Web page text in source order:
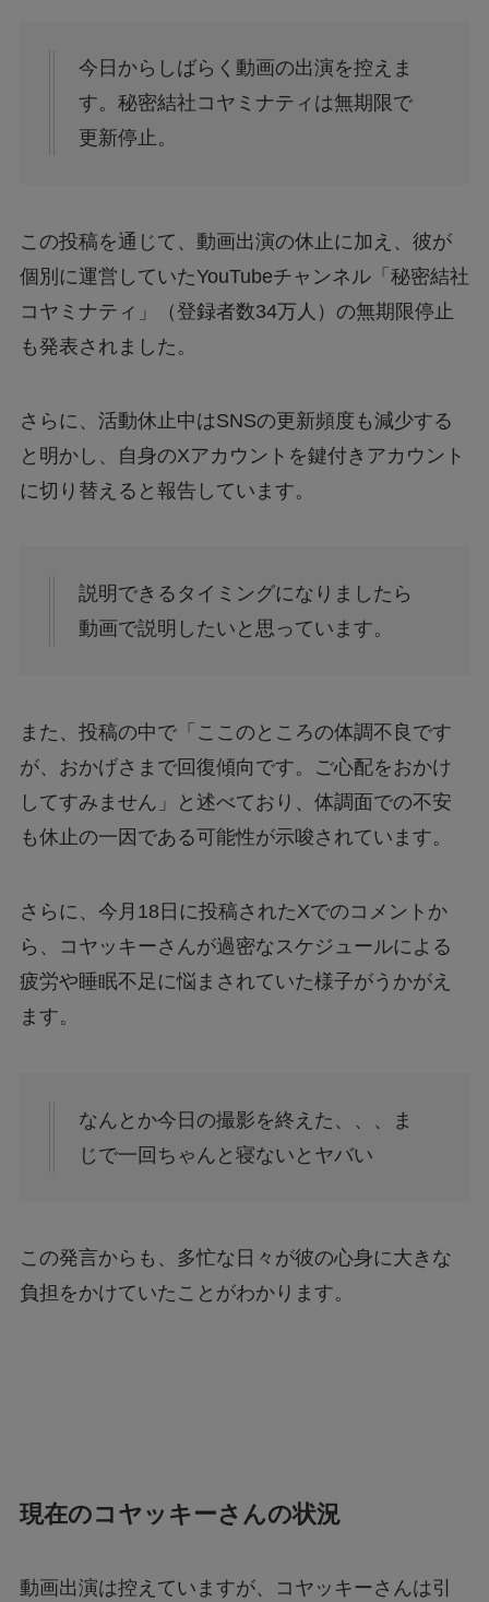
【漫画】ツンデレ暴力ヒロインを真の暴力でわ
からせる！はどこで読める？無料で読めるの？
ハンターハンターの一番くじは何時から？ラス
トワン賞を手に入れる方法とは？
ポットと楽しむコツは？
今日からしばらく動画の出演を控えま
す。秘密結社コヤミナティは無期限で
更新停止。
この投稿を通じて、動画出演の休止に加え、彼が
個別に運営していたYouTubeチャンネル「秘密結社
コヤミナティ」（登録者数34万人）の無期限停止
も発表されました。
さらに、活動休止中はSNSの更新頻度も減少する
と明かし、自身のXアカウントを鍵付きアカウント
に切り替えると報告しています。
説明できるタイミングになりましたら
動画で説明したいと思っています。
また、投稿の中で「ここのところの体調不良です
が、おかげさまで回復傾向です。ご心配をおかけ
してすみません」と述べており、体調面での不安
も休止の一因である可能性が示唆されています。
さらに、今月18日に投稿されたXでのコメントか
ら、コヤッキーさんが過密なスケジュールによる
疲労や睡眠不足に悩まされていた様子がうかがえ
ます。
なんとか今日の撮影を終えた、、、ま
じで一回ちゃんと寝ないとヤバい
この発言からも、多忙な日々が彼の心身に大きな
負担をかけていたことがわかります。
現在のコヤッキーさんの状況
動画出演は控えていますが、コヤッキーさんは引